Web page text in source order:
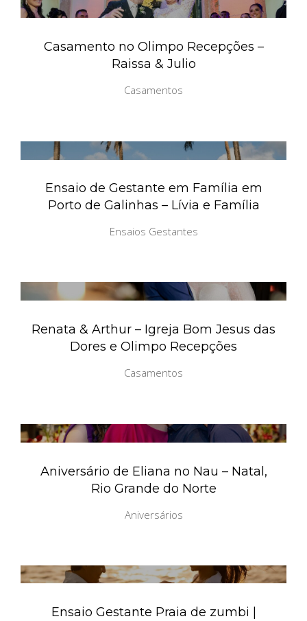
Casamento no Olimpo Recepções –
Raissa & Julio
Casamentos
Ensaio de Gestante em Família em
Porto de Galinhas – Lívia e Família
Ensaios Gestantes
Renata & Arthur – Igreja Bom Jesus das
Dores e Olimpo Recepções
Casamentos
Aniversário de Eliana no Nau – Natal,
Rio Grande do Norte
Aniversários
Ensaio Gestante Praia de zumbi |